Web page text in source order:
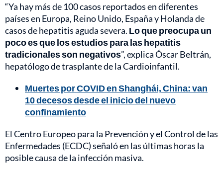
“Ya hay más de 100 casos reportados en diferentes
países en Europa, Reino Unido, España y Holanda de
casos de hepatitis aguda severa. Lo que preocupa un
poco es que los estudios para las hepatitis
tradicionales son negativos”, explica Óscar Beltrán,
hepatólogo de trasplante de la Cardioinfantil.
Muertes por COVID en Shanghái, China: van
10 decesos desde el inicio del nuevo
confinamiento
El Centro Europeo para la Prevención y el Control de las
Enfermedades (ECDC) señaló en las últimas horas la
posible causa de la infección masiva.